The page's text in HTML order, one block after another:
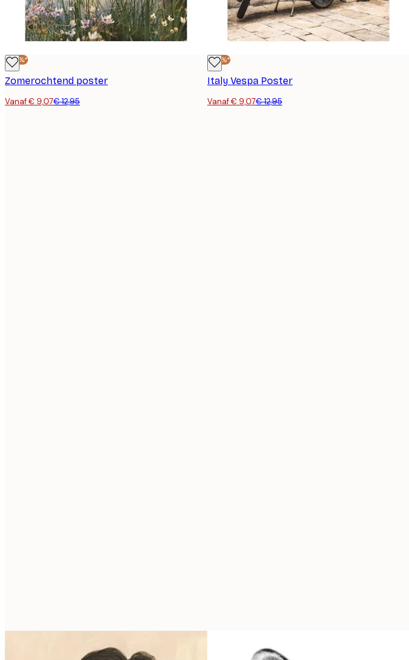
-30%*
Zomerochtend poster
Vanaf € 9,07€ 12,95
-30%*
Italy Vespa Poster
Vanaf € 9,07€ 12,95